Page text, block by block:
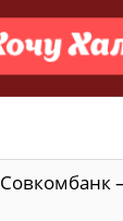
Совкомбанк